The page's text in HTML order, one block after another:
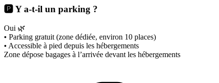
🅿️ Y a-t-il un parking ?
Oui 🌿
• Parking gratuit (zone dédiée, environ 10 places)
• Accessible à pied depuis les hébergements
Zone dépose bagages à l’arrivée devant les hébergements